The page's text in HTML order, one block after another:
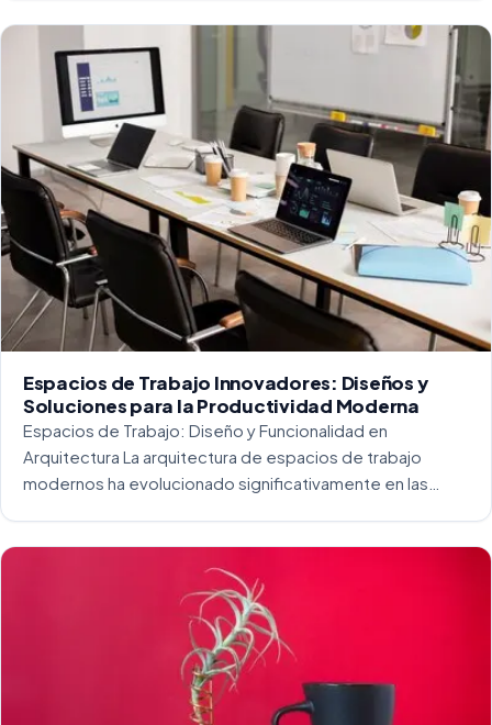
Espacios de Trabajo Innovadores: Diseños y
Soluciones para la Productividad Moderna
Espacios de Trabajo: Diseño y Funcionalidad en
Arquitectura La arquitectura de espacios de trabajo
modernos ha evolucionado significativamente en las